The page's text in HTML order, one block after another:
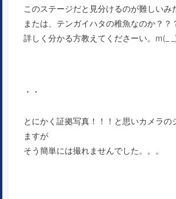
このステージだと見分けるのが難しいみ
または、テンガイハタの稚魚なのか？？
詳しく分かる方教えてくださーい。m(_
・・
とにかく証拠写真！！！と思いカメラの
ますが
そう簡単には撮れませんでした。。。